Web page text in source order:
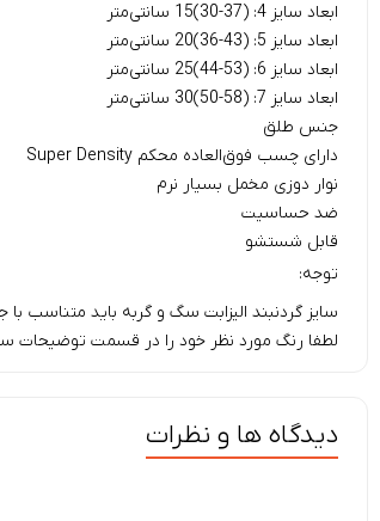
ابعاد سایز 4: (37-30)15 سانتی‌متر
ابعاد سایز 5: (43-36)20 سانتی‌متر
ابعاد سایز 6: (53-44)25 سانتی‌متر
ابعاد سایز 7: (58-50)30 سانتی‌متر
جنس طلق
دارای چسب فوق‌العاده محکم Super Density
نوار دوزی مخمل بسیار نرم
ضد حساسیت
قابل شستشو
توجه:
سایز گردنبند الیزابت سگ و گربه باید متناسب
لطفا رنگ مورد نظر خود را در قسمت توضیحات
دیدگاه ها و نظرات